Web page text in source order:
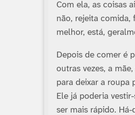
Com ela, as coisas
não, rejeita comida,
melhor, está,
Depois de comer é
outras vezes, a
para deixar a roupa
Ele já poderia
ser mais rápido.